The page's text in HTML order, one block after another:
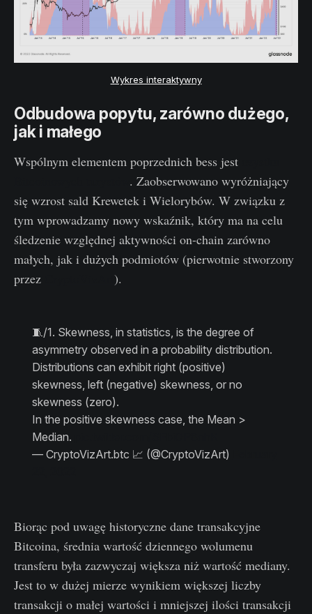
Wykres interaktywny
Odbudowa popytu, zarówno dużego,
jak i małego
Wspólnym elementem poprzednich bess jest
. Zaobserwowano wyróżniający
się wzrost sald Krewetek i Wielorybów. W związku z
tym wprowadzamy nowy wskaźnik, który ma na celu
śledzenie względnej aktywności on-chain zarówno
małych, jak i dużych podmiotów (pierwotnie stworzony
przez
).
🧵/1. Skewness, in statistics, is the degree of
asymmetry observed in a probability distribution.
Distributions can exhibit right (positive)
skewness, left (negative) skewness, or no
skewness (zero).
In the positive skewness case, the Mean >
Median.
— CryptoVizArt.btc 📈 (@CryptoVizArt)
Biorąc pod uwagę historyczne dane transakcyjne
Bitcoina, średnia wartość dziennego wolumenu
transferu była zazwyczaj większa niż wartość mediany.
Jest to w dużej mierze wynikiem większej liczby
transakcji o małej wartości i mniejszej ilości transakcji